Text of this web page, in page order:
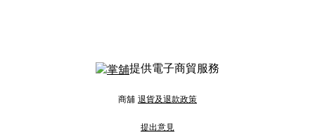
提供電子商貿服務
商舖 退貨及退款政策
提出意見